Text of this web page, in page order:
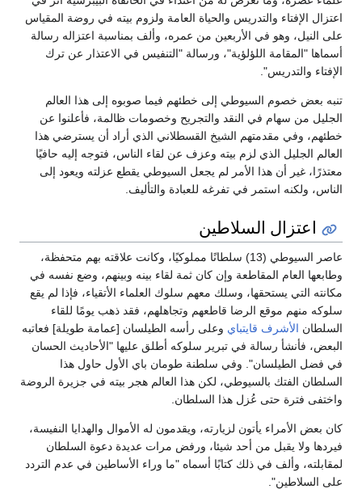
اعتزال الإفتاء والتدريس والحياة العامة ولزوم بيته في روضة المقياس
على النيل، وهو في الأربعين من عمره، وألف بمناسبة اعتزاله رسالة
أسماها "المقامة اللؤلؤية"، ورسالة "التنفيس في الاعتذار عن ترك
الإفتاء والتدريس".
تنبه بعض خصوم السيوطي إلى خطئهم فيما صوبوه إلى هذا العالم
الجليل من سهام في النقد والتجريح وخصومات ظالمة، فأعلنوا عن
خطئهم، وفي مقدمتهم الشيخ القسطلاني الذي أراد أن يسترضي هذا
العالم الجليل الذي لزم بيته وعزف عن لقاء الناس، فتوجه إليه حافيًا
معتذرًا، غير أن هذا الأمر لم يجعل السيوطي يقطع عزلته ويعود إلى
الناس، ولكنه استمر في تفرغه للعبادة والتأليف.
اعتزال السلاطين
عاصر السيوطي (13) سلطانًا مملوكيًا، وكانت علاقته بهم متحفظة،
وطابعها العام المقاطعة وإن كان ثمة لقاء بينه وبينهم، وضع نفسه في
مكانته التي يستحقها، وسلك معهم سلوك العلماء الأتقياء، فإذا لم يقع
سلوكه منهم موقع الرضا قاطعهم وتجاهلهم، فقد ذهب يومًا للقاء
السلطان الأشرف قايتباي وعلى رأسه الطيلسان [عمامة طويلة] فعاتبه
البعض، فأنشأ رسالة في تبرير سلوكه أطلق عليها "الأحاديث الحسان
في فضل الطيلسان". وفي سلطنة طومان باي الأول حاول هذا
السلطان الفتك بالسيوطي، لكن هذا العالم هجر بيته في جزيرة الروضة
واختفى فترة حتى عُزل هذا السلطان.
كان بعض الأمراء يأتون لزيارته، ويقدمون له الأموال والهدايا النفيسة،
فيردها ولا يقبل من أحد شيئا، ورفض مرات عديدة دعوة السلطان
لمقابلته، وألف في ذلك كتابًا أسماه "ما وراء الأساطين في عدم التردد
على السلاطين".